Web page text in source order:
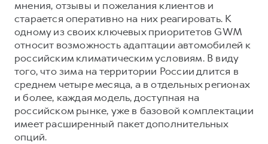
Коллекция Базовая
Коллекция Детская
мнения, отзывы и пожелания клиентов и
старается оперативно на них реагировать. К
одному из своих ключевых приоритетов GWM
относит возможность адаптации автомобилей к
российским климатическим условиям. В виду
того, что зима на территории России длится в
среднем четыре месяца, а в отдельных регионах
и более, каждая модель, доступная на
российском рынке, уже в базовой комплектации
имеет расширенный пакет дополнительных
опций.